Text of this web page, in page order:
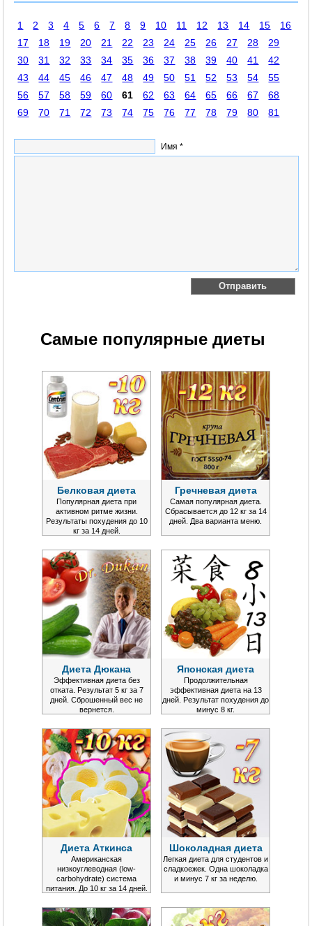
1 2 3 4 5 6 7 8 9 10 11 12 13 14 15
16
17
18 19 20 21 22 23 24 25 26 27 28
29
30
31 32 33 34 35 36 37 38 39 40 41
42
43
44 45 46 47 48 49 50 51 52 53 54
55
56
57 58 59 60 61 62 63 64 65 66 67
68
69
70 71 72 73 74 75 76 77 78 79 80 81
Имя *
Самые популярные диеты
Белковая диета
Популярная диета при
активном ритме жизни.
Результаты похудения до 10
кг за 14 дней.
Гречневая диета
Самая популярная диета.
Сбрасывается до 12 кг за 14
дней. Два варианта меню.
Диета Дюкана
Эффективная диета без
отката. Результат 5 кг за 7
дней. Сброшенный вес не
вернется.
Японская диета
Продолжительная
эффективная диета на 13
дней. Результат похудения до
минус 8 кг.
Диета Аткинса
Американская
низкоуглеводная (low-
carbohydrate) система
питания. До 10 кг за 14 дней.
Шоколадная диета
Легкая диета для студентов и
сладкоежек. Одна шоколадка
и минус 7 кг за неделю.